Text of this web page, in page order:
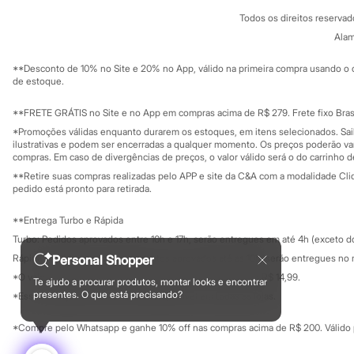
Baby Club
Fifteen
Palomino
Moda íntima
Calcinhas
Cuecas
Pijamas
Moda praia
Blusas de proteção
Sungas
Personagens
Bluey
Disney
Hello Kitty
Minecraft
Naruto
Personal Shopper
Te ajudo a procurar produtos, montar looks e encontrar
presentes. O que está precisando?
Mapa do site
Investidores
Privacidade
Configuração de cookies
Minha privacidade
C&A Pay
Sobre o C&A
Governança
Educação
Formas de pagamento
Todos os direitos
**Desconto de 10% no Site e 20% no App, válido na primeira compra usando
de estoque.
**FRETE GRÁTIS no Site e no App em compras acima de R$ 279. Frete fixo
*Promoções válidas enquanto durarem os estoques, em itens selecionados.
ilustrativas e podem ser encerradas a qualquer momento. Os preços poderão
compras. Em caso de divergências de preços, o valor válido será o do carrinho
**Retire suas compras realizadas pelo APP e site da C&A com a modalidade
pedido está pronto para retirada.
**Entrega Turbo e Rápida
Turbo: Pedidos aprovados entre 10h e 17h, serão entregues em até 4h (exceto
Rápida: Pedidos com os pagamentos aprovados até as 10h, serão entregues
*O valor do frete para o turbo é R$ 24,99 e para a rápida é R$ 14,99.
*Essa condição ainda não estará disponível em todas as lojas.
*Compre pelo Whatsapp e ganhe 10% off nas compras acima de R$ 200.